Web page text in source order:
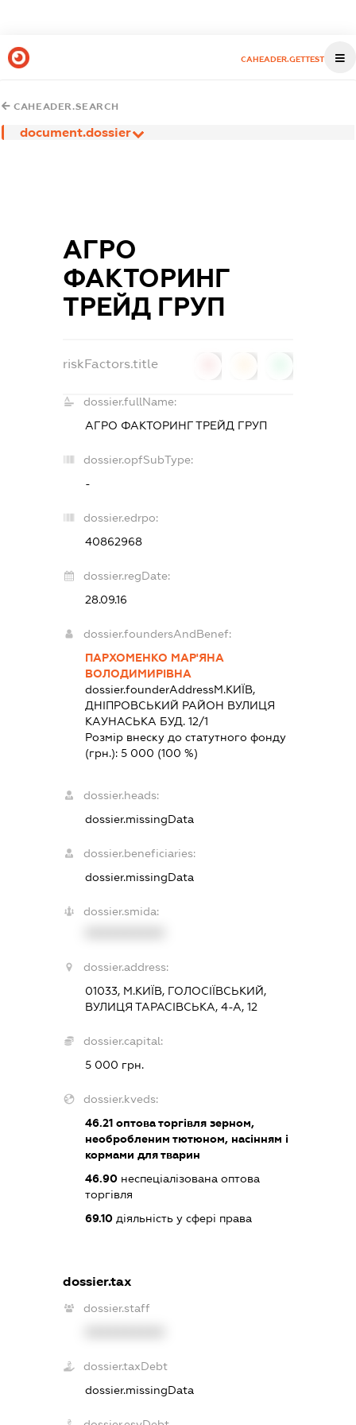
CAHEADER.GETTEST
CAHEADER.SEARCH
document.dossier
АГРО
ФАКТОРИНГ
ТРЕЙД ГРУП
riskFactors.title
dossier.fullName:
АГРО ФАКТОРИНГ ТРЕЙД ГРУП
dossier.opfSubType:
-
dossier.edrpo:
40862968
dossier.regDate:
28.09.16
dossier.foundersAndBenef:
ПАРХОМЕНКО МАР'ЯНА
ВОЛОДИМИРІВНА
dossier.founderAddressМ.КИЇВ,
ДНІПРОВСЬКИЙ РАЙОН ВУЛИЦЯ
КАУНАСЬКА БУД. 12/1
Розмір внеску до статутного фонду
(грн.): 5 000 (100 %)
dossier.heads:
dossier.missingData
dossier.beneficiaries:
dossier.missingData
dossier.smida:
dossier.address:
01033, М.КИЇВ, ГОЛОСІЇВСЬКИЙ,
ВУЛИЦЯ ТАРАСІВСЬКА, 4-А, 12
dossier.capital:
5 000 грн.
dossier.kveds:
46.21оптова торгівля зерном,
необробленим тютюном, насінням і
кормами для тварин
46.90неспеціалізована оптова
торгівля
69.10діяльність у сфері права
dossier.tax
dossier.staff
dossier.taxDebt
dossier.missingData